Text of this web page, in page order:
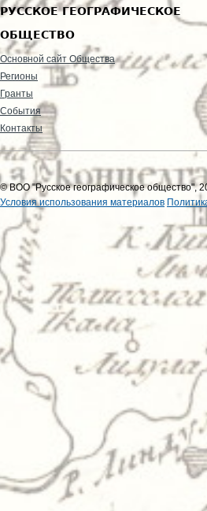
РУССКОЕ ГЕОГРАФИЧЕСКОЕ
ОБЩЕСТВО
Основной сайт Общества
Регионы
Гранты
События
Контакты
© ВОО "Русское географическое общество",
Условия использования материалов